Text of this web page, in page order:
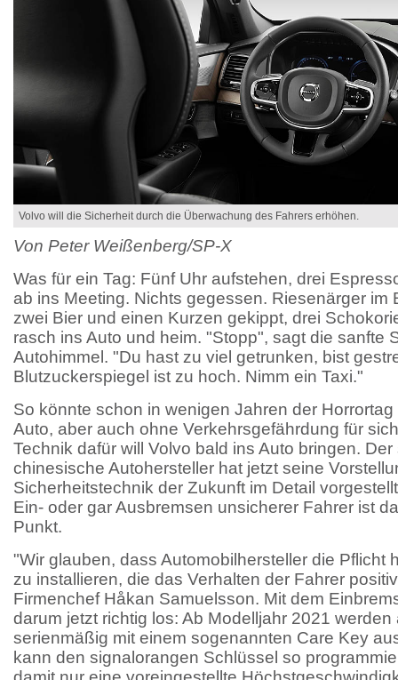
Volvo will die Sicherheit durch die Überwachung des Fahrers erhöhen.
Von Peter Weißenberg/SP-X
Was für ein Tag: Fünf Uhr aufstehen, drei
ab ins Meeting. Nichts gegessen. Riesenärger im
zwei Bier und einen Kurzen gekippt, drei
rasch ins Auto und heim. "Stopp", sagt die sanfte
Autohimmel. "Du hast zu viel getrunken, bist
Blutzuckerspiegel ist zu hoch. Nimm ein Taxi."
So könnte schon in wenigen Jahren der
Auto, aber auch ohne Verkehrsgefährdung für
Technik dafür will Volvo bald ins Auto bringen.
chinesische Autohersteller hat jetzt seine
Sicherheitstechnik der Zukunft im Detail
Ein- oder gar Ausbremsen unsicherer Fahrer ist
Punkt.
"Wir glauben, dass Automobilhersteller die Pflicht
zu installieren, die das Verhalten der Fahrer
Firmenchef Håkan Samuelsson. Mit dem
darum jetzt richtig los: Ab Modelljahr 2021
serienmäßig mit einem sogenannten Care Key
kann den signalorangen Schlüssel so